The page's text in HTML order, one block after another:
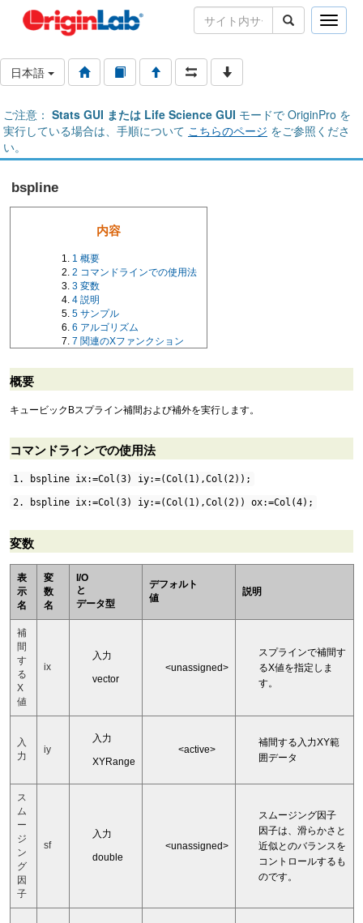
Toggle
日本語
ご注意： Stats GUI または Life Science GUI モードで OriginPro を
実行している場合は、手順について こちらのページ をご参照くださ
い。
bspline
内容
1 概要
2 コマンドラインでの使用法
3 変数
4 説明
5 サンプル
6 アルゴリズム
7 関連のXファンクション
概要
キュービックBスプライン補間および補外を実行します。
コマンドラインでの使用法
1. bspline ix:=Col(3) iy:=(Col(1),Col(2));
2. bspline ix:=Col(3) iy:=(Col(1),Col(2)) ox:=Col(4);
変数
表
示
名
変
数
名
I/O
と
データ型
デフォルト
値
説明
補
間
す
る
X
値
ix
入力
vector
<unassigned>
スプラインで補間す
るX値を指定しま
す。
入
力
iy
入力
XYRange
<active>
補間する入力XY範
囲データ
ス
ム
ー
ジ
ン
グ
因
子
sf
入力
double
<unassigned>
スムージング因子
因子は、滑らかさと
近似とのバランスを
コントロールするも
のです。